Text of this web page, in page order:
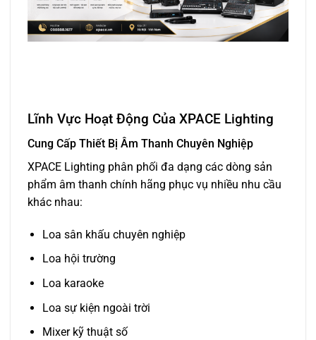
Lĩnh Vực Hoạt Động Của XPACE Lighting
Cung Cấp Thiết Bị Âm Thanh Chuyên Nghiệp
XPACE Lighting phân phối đa dạng các dòng sản
phẩm âm thanh chính hãng phục vụ nhiều nhu cầu
khác nhau:
Loa sân khấu chuyên nghiệp
Loa hội trường
Loa karaoke
Loa sự kiện ngoài trời
Mixer kỹ thuật số